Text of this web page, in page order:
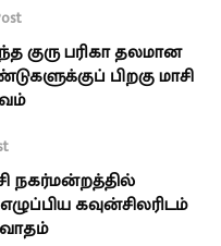
குரு பரிகா தலமான
பிறகு மாசி
நகர்மன்றத்தில்
கவுன்சிலரிடம்